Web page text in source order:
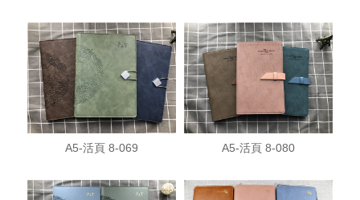
A5-活頁 8-069 A5-活頁 8-080